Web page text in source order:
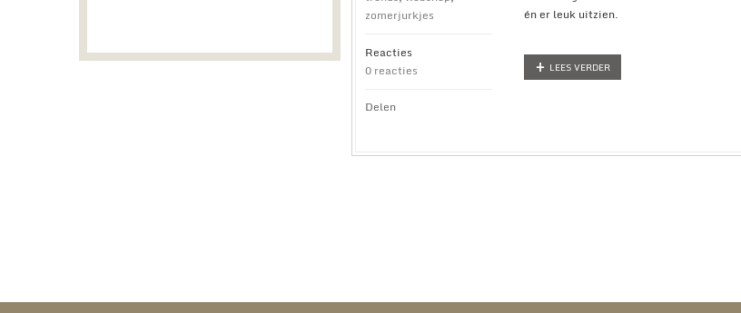
zomerjurkjes
Reacties
0 reacties
Delen
én er leuk uitzien.
LEES VERDER